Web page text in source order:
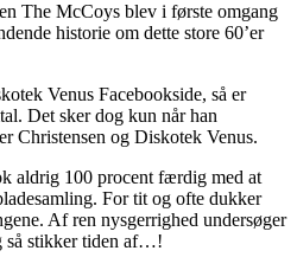
The McCoys blev i første omgang
historie om dette store 60’er
Venus Facebookside, så er
Det sker dog kun når han
Christensen og Diskotek Venus.
aldrig 100 procent færdig med at
For tit og ofte dukker
Af ren nysgerrighed undersøger
så stikker tiden af…!